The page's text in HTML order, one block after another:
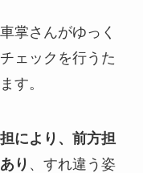
掌さんがゆっく
ェックを行うた
す。
により、前方担
り 、すれ違う姿